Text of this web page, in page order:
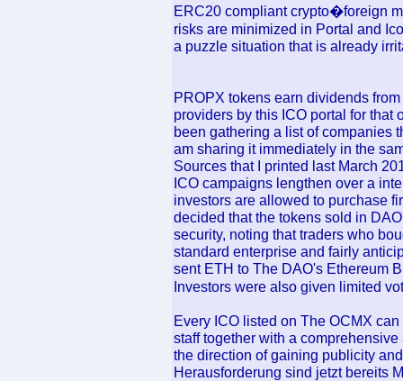
ERC20 compliant crypto�foreign
risks are minimized in Portal and
a puzzle situation that is already
PROPX tokens earn dividends
providers by this ICO portal for that
been gathering a list of companies
am sharing it immediately in the
Sources that I printed last March
ICO campaigns lengthen over a
investors are allowed to purchase
decided that the tokens sold in
security, noting that traders who
standard enterprise and fairly
sent ETH to The DAO's Ethereum
Investors were also given limited
Every ICO listed on The OCMX
staff together with a
the direction of gaining publicity
Herausforderung sind jetzt bereits